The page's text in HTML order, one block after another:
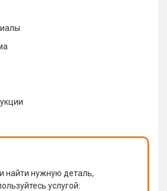
найти нужную деталь,
услугой: